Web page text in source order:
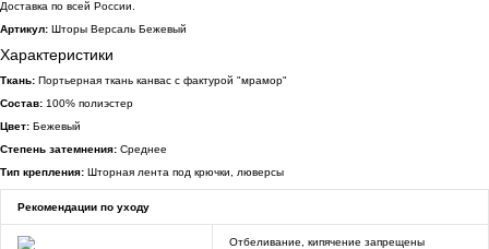
Доставка по всей России.
Артикул: Шторы Версаль Бежевый
Характеристики
Ткань: Портьерная ткань канвас с фактурой "мрамор"
Состав: 100% полиэстер
Цвет: Бежевый
Степень затемнения: Среднее
Тип крепления: Шторная лента под крючки, люверсы
Рекомендации по уходу
Отбеливание, кипячение запрещены